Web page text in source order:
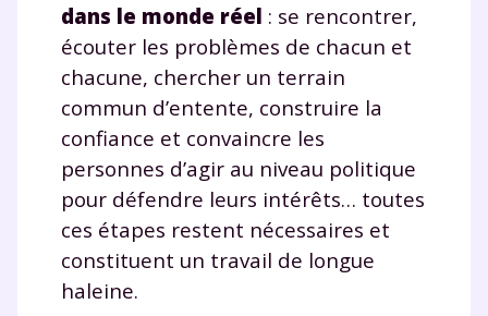
dans le monde réel : se rencontrer,
écouter les problèmes de chacun et
chacune, chercher un terrain
commun d’entente, construire la
confiance et convaincre les
personnes d’agir au niveau politique
pour défendre leurs intérêts… toutes
ces étapes restent nécessaires et
constituent un travail de longue
haleine.
Envie de progresser
et de réussir votre
année scolaire ?
Testez gratuitement
pendant 24h notre